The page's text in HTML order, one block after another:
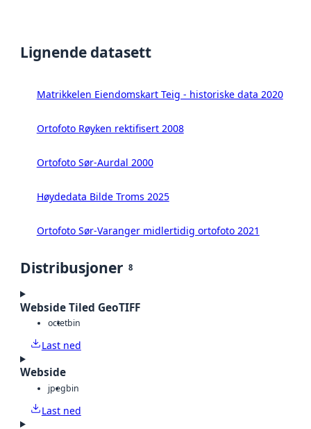
Lignende datasett
Matrikkelen Eiendomskart Teig - historiske data 2020
Ortofoto Røyken rektifisert 2008
Ortofoto Sør-Aurdal 2000
Høydedata Bilde Troms 2025
Ortofoto Sør-Varanger midlertidig ortofoto 2021
Distribusjoner 8
Webside Tiled GeoTIFF
octetbin
Last ned
Webside
jpegbin
Last ned